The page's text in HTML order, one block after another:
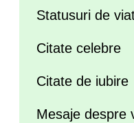
Statusuri de
Citate celebre
Citate de iubire
Mesaje despre